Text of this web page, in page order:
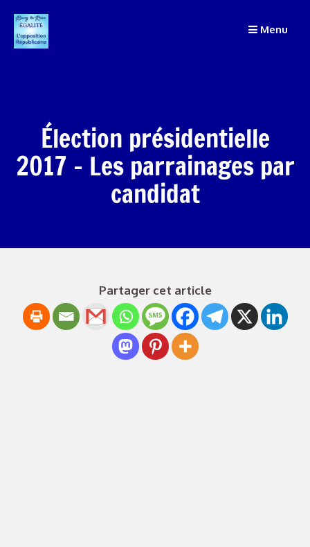
contenu
Menu
Élection présidentielle
2017 – Les parrainages par
candidat
Partager cet article